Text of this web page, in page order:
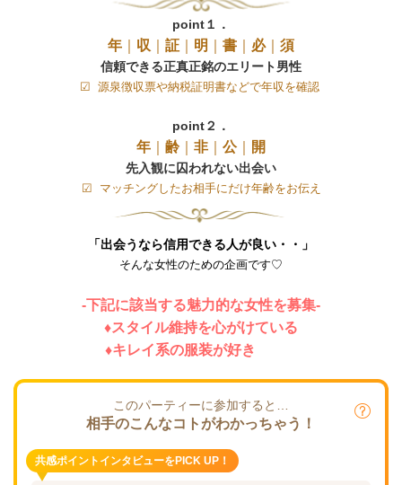
point１．
年 収 証 明 書 必｜ 須
信頼できる正真正銘のエリート男性
☑ 源泉徴収票や納税証明書などで年収を確認
point２．
年 齢 非 公｜ 開
先入観に囚われない出会い
☑ マッチングしたお相手にだけ年齢をお伝え
「出会うなら信用できる人が良い・・」
そんな女性のための企画です♡
-下記に該当する魅力的な女性を募集-
♦スタイル維持を心がけている
♦キレイ系の服装が好き
このパーティーに参加すると…
相手のこんなコトがわかっちゃう！
共感ポイントインタビューをPICK UP！